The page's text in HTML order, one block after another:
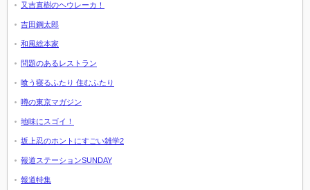
又吉直樹のヘウレーカ！
吉田鋼太郎
和風総本家
問題のあるレストラン
喰う寝るふたり 住むふたり
噂の東京マガジン
地味にスゴイ！
坂上忍のホントにすごい雑学2
報道ステーションSUNDAY
報道特集